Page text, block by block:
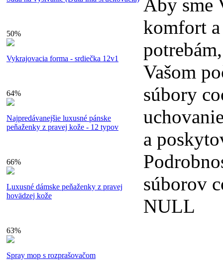
50%
Vykrajovacia forma - srdiečka 12v1
64%
Najpredávanejšie luxusné pánske
peňaženky z pravej kože - 12 typov
66%
Luxusné dámske peňaženky z pravej
hovädzej kože
63%
Spray mop s rozprašovačom
Aby sme
komfort
Vašom
súbory
a
súborov
NULL